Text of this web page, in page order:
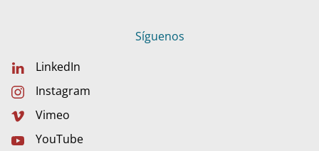
Síguenos
LinkedIn
Instagram
Vimeo
YouTube